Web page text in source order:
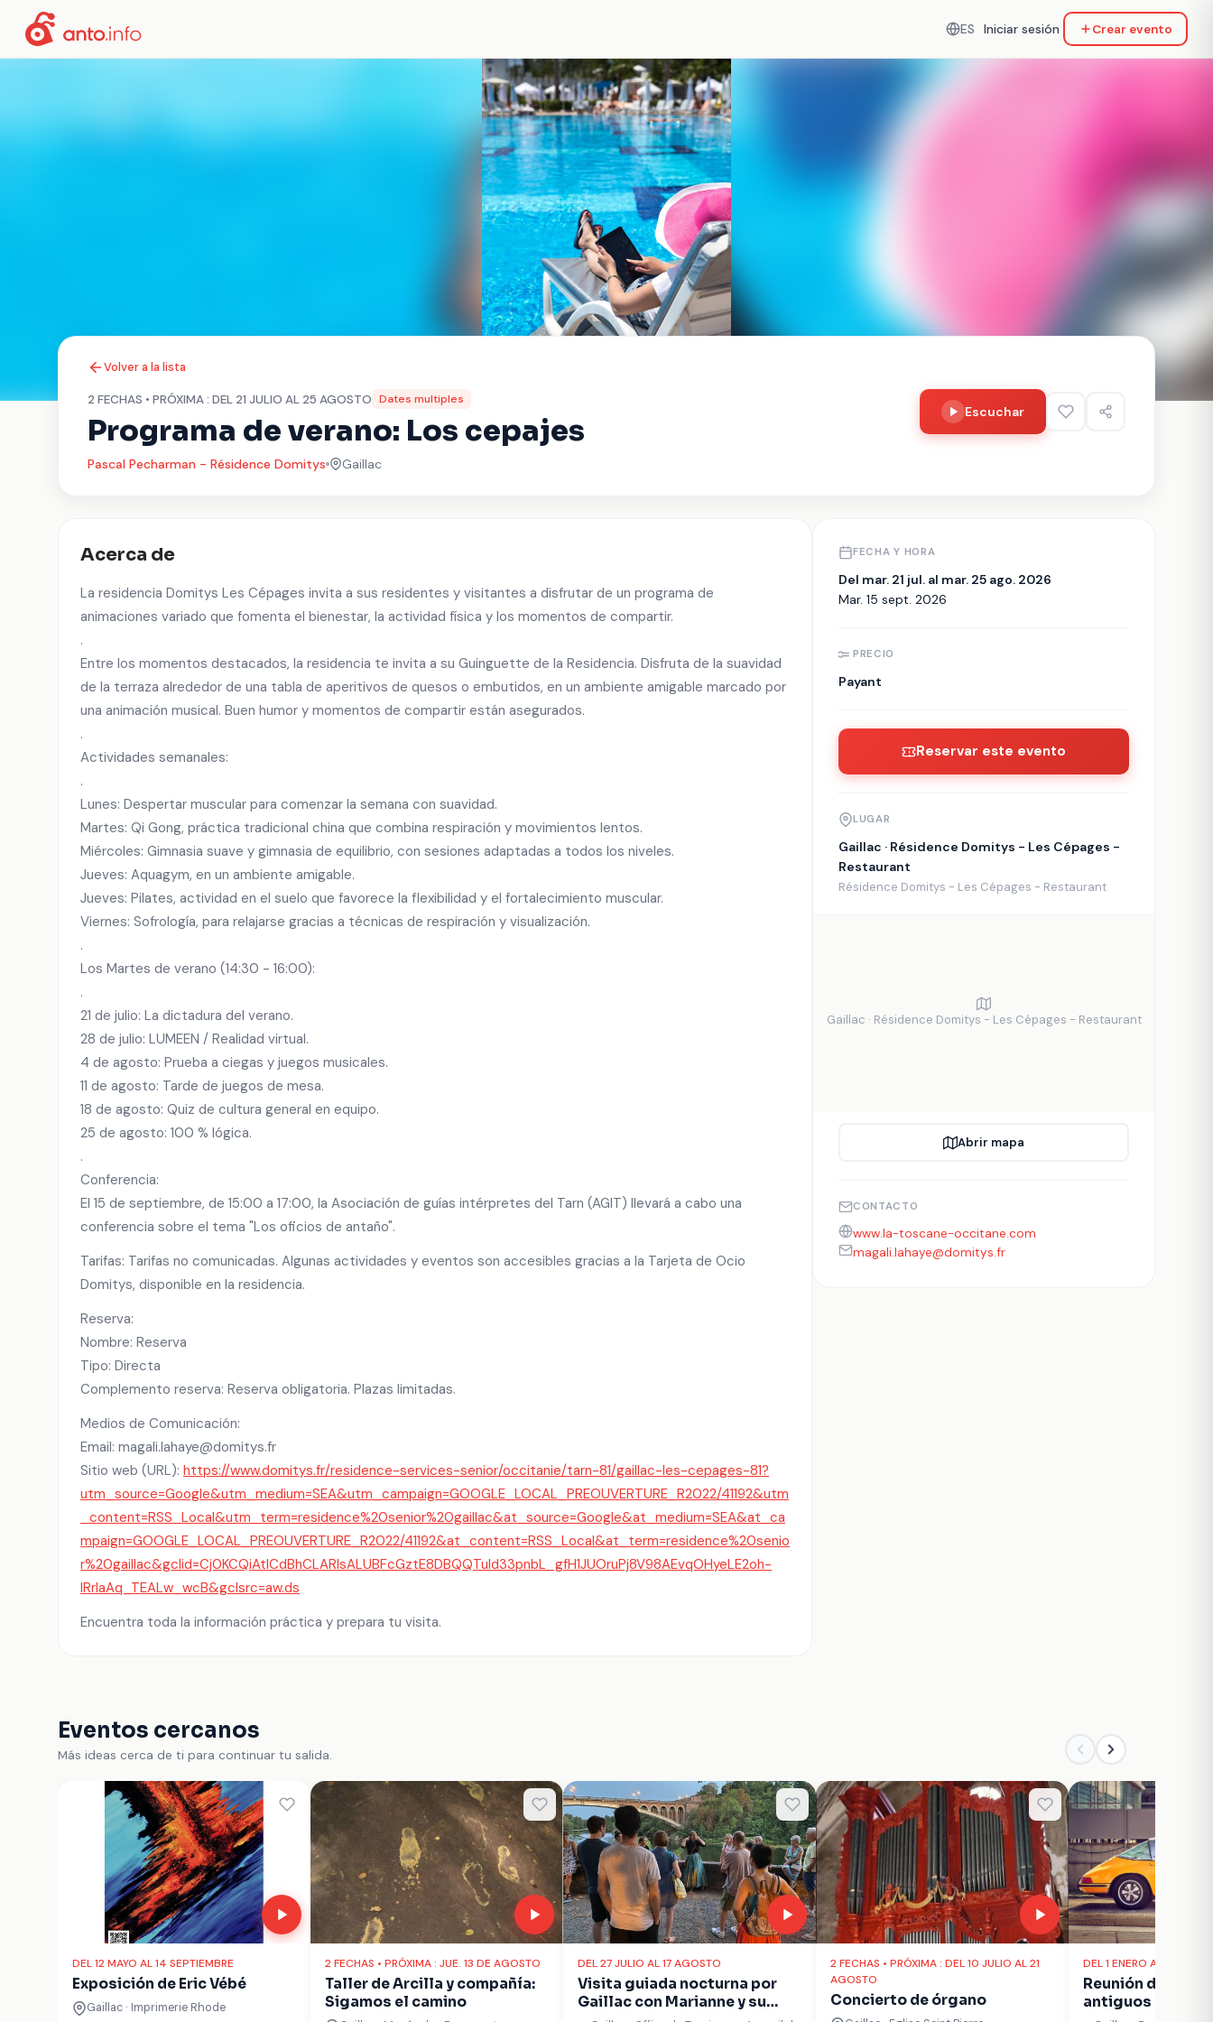
ES Iniciar sesión Crear evento
Volver a la lista
2 FECHAS • PRÓXIMA : DEL 21 JULIO AL 25 AGOSTO Dates multiples
Programa de verano: Los cepajes
Pascal Pecharman - Résidence Domitys Gaillac
Escuchar
Acerca de
La residencia Domitys Les Cépages invita a sus residentes y visitantes a disfrutar de un programa de
animaciones variado que fomenta el bienestar, la actividad física y los momentos de compartir.
.
Entre los momentos destacados, la residencia te invita a su Guinguette de la Residencia. Disfruta de la suavidad
de la terraza alrededor de una tabla de aperitivos de quesos o embutidos, en un ambiente amigable marcado por
una animación musical. Buen humor y momentos de compartir están asegurados.
.
Actividades semanales:
.
Lunes: Despertar muscular para comenzar la semana con suavidad.
Martes: Qi Gong, práctica tradicional china que combina respiración y movimientos lentos.
Miércoles: Gimnasia suave y gimnasia de equilibrio, con sesiones adaptadas a todos los niveles.
Jueves: Aquagym, en un ambiente amigable.
Jueves: Pilates, actividad en el suelo que favorece la flexibilidad y el fortalecimiento muscular.
Viernes: Sofrología, para relajarse gracias a técnicas de respiración y visualización.
.
Los Martes de verano (14:30 - 16:00):
.
21 de julio: La dictadura del verano.
28 de julio: LUMEEN / Realidad virtual.
4 de agosto: Prueba a ciegas y juegos musicales.
11 de agosto: Tarde de juegos de mesa.
18 de agosto: Quiz de cultura general en equipo.
25 de agosto: 100 % lógica.
.
Conferencia:
El 15 de septiembre, de 15:00 a 17:00, la Asociación de guías intérpretes del Tarn (AGIT) llevará a cabo una
conferencia sobre el tema "Los oficios de antaño".
Tarifas: Tarifas no comunicadas. Algunas actividades y eventos son accesibles gracias a la Tarjeta de Ocio
Domitys, disponible en la residencia.
Reserva:
Nombre: Reserva
Tipo: Directa
Complemento reserva: Reserva obligatoria. Plazas limitadas.
Medios de Comunicación:
Email: magali.lahaye@domitys.fr
Sitio web (URL): https://www.domitys.fr/residence-services-senior/occitanie/tarn-81/gaillac-les-cepages-81?
utm_source=Google&utm_medium=SEA&utm_campaign=GOOGLE_LOCAL_PREOUVERTURE_R2022/41192&utm
_content=RSS_Local&utm_term=residence%20senior%20gaillac&at_source=Google&at_medium=SEA&at_ca
mpaign=GOOGLE_LOCAL_PREOUVERTURE_R2022/41192&at_content=RSS_Local&at_term=residence%20senio
r%20gaillac&gclid=Cj0KCQiAtICdBhCLARIsALUBFcGztE8DBQQTuld33pnbL_gfH1JUOruPj8V98AEvqOHyeLE2oh-
lRrIaAq_TEALw_wcB&gclsrc=aw.ds
Encuentra toda la información práctica y prepara tu visita.
FECHA Y HORA
Del mar. 21 jul. al mar. 25 ago. 2026
Mar. 15 sept. 2026
PRECIO
Payant
Reservar este evento
LUGAR
Gaillac · Résidence Domitys - Les Cépages -
Restaurant
Résidence Domitys - Les Cépages - Restaurant
Gaillac · Résidence Domitys - Les Cépages - Restaurant
Abrir mapa
CONTACTO
www.la-toscane-occitane.com
magali.lahaye@domitys.fr
Eventos cercanos
Más ideas cerca de ti para continuar tu salida.
DEL 12 MAYO AL 14 SEPTIEMBRE
Exposición de Eric Vébé
Gaillac · Imprimerie Rhode
2 FECHAS • PRÓXIMA : JUE. 13 DE AGOSTO
Taller de Arcilla y compañía:
Sigamos el camino
DEL 27 JULIO AL 17 AGOSTO
Visita guiada nocturna por
Gaillac con Marianne y su
2 FECHAS • PRÓXIMA : DEL 10 JULIO AL 21
AGOSTO
Concierto de órgano
DEL 1 ENERO AL 31
Reunión de
antiguos